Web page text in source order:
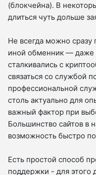
(блокчейна). В
длиться чуть дольше
Не всегда можно сразу
иной обменник — даже
сталкивались с
связаться со службой
профессиональной
столь актуально для
важный фактор при
Большинство сайтов в
возможность быстро
Есть простой способ
поддержки - для этого